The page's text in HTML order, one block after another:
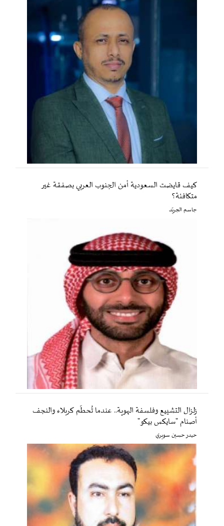
كيف قايضت السعودية أمن الجنوب العربي بصفقة غير
متكافئة؟
جاسم الجريّد
زلزال التشييع وفلسفة الهوية.. عندما تُحطّم كربلاء والنجف
أصنام "سايكس بيكو"
حيدر حسين سويري